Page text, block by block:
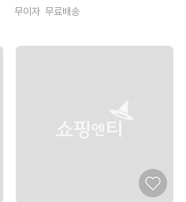
무이자 무료배송